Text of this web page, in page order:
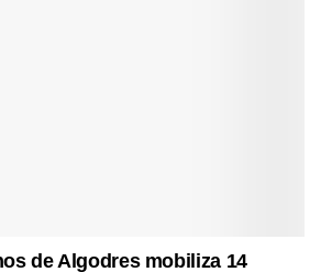
de Algodres mobiliza 14